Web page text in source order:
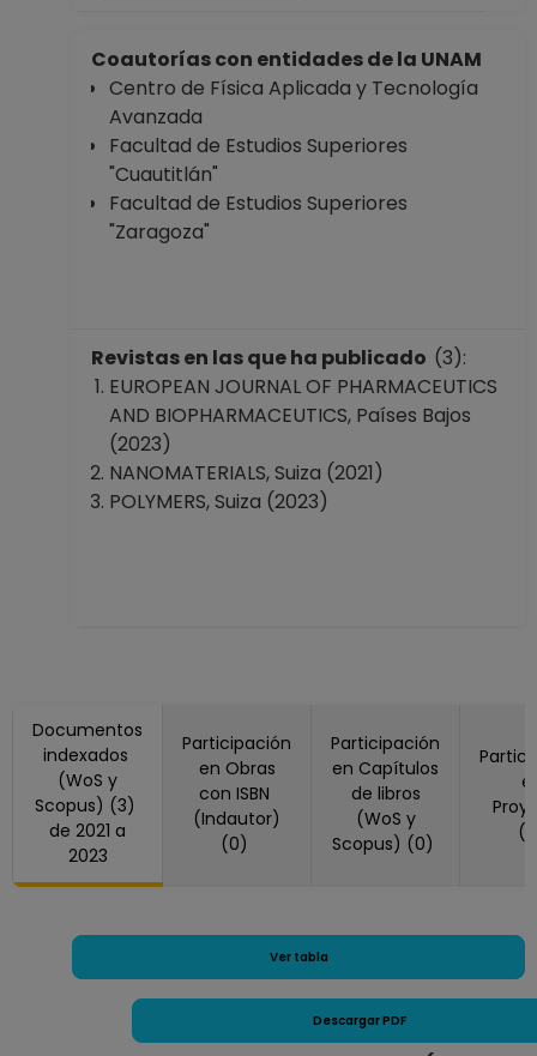
Estudios Superiores
"Zaragoza"
hasta 28-02-2020
ASIGNATURA A TP
Desde 16-09-2019
hasta 31-12-2019
PROFESOR
No Definitivo
Facultad de
Facultad de
Estudios Superiores
"Zaragoza"
Desde 16-04-2019
hasta 15-06-2019
No Definitivo
Facultad de
Estudios Superiores
"Zaragoza"
Desde 01-11-2018
Coautorías con entidades de la UNAM
Centro de Física Aplicada y Tecnología
Avanzada
Facultad de Estudios Superiores
"Cuautitlán"
Facultad de Estudios Superiores
"Zaragoza"
Revistas en las que ha publicado (3):
EUROPEAN JOURNAL OF PHARMACEUTICS
AND BIOPHARMACEUTICS, Países Bajos
(2023)
NANOMATERIALS, Suiza (2021)
POLYMERS, Suiza (2023)
Documentos
indexados
(WoS y
Scopus) (3)
de 2021 a
2023
Participación
en Obras
con ISBN
(Indautor)
(0)
Participación
en Capítulos
de libros
(WoS y
Scopus) (0)
Ver tabla
Descargar PDF